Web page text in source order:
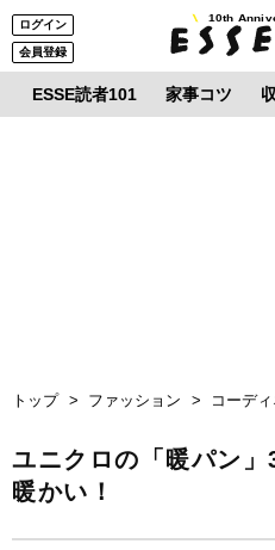
ログイン
会員登録
10th
ESSE読者101 家事コツ
トップ ファッション コーデ
ユニクロの「暖パン
暖かい！